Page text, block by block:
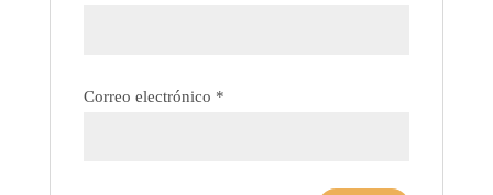
Correo electrónico *